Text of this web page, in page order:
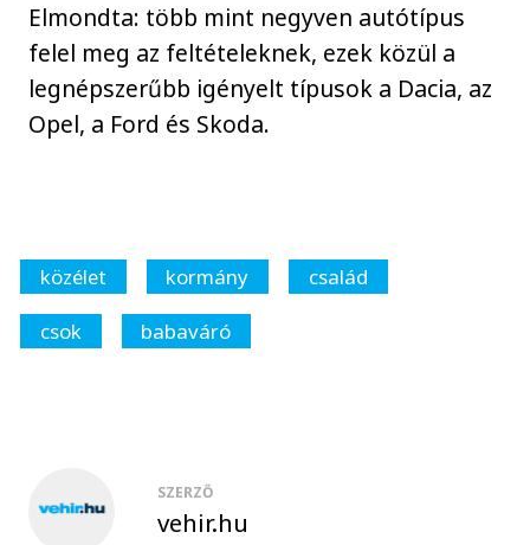
Elmondta: több mint negyven autótípus
felel meg az feltételeknek, ezek közül a
legnépszerűbb igényelt típusok a Dacia, az
Opel, a Ford és Skoda.
közélet kormány
család
csok
babaváró
SZERZŐ
vehir.hu